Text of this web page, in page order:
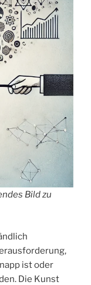
Bild zu
ist oder
Die Kunst